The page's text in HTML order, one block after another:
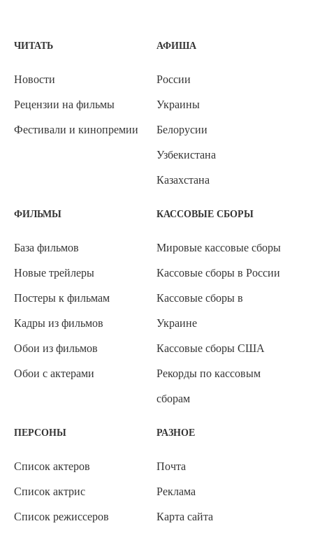
ЧИТАТЬ
Новости
Рецензии на фильмы
Фестивали и кинопремии
АФИША
России
Украины
Белорусии
Узбекистана
Казахстана
ФИЛЬМЫ
База фильмов
Новые трейлеры
Постеры к фильмам
Кадры из фильмов
Обои из фильмов
Обои с актерами
КАССОВЫЕ СБОРЫ
Мировые кассовые сборы
Кассовые сборы в России
Кассовые сборы в
Украине
Кассовые сборы США
Рекорды по кассовым
сборам
ПЕРСОНЫ
Список актеров
Список актрис
Список режиссеров
РАЗНОЕ
Почта
Реклама
Карта сайта